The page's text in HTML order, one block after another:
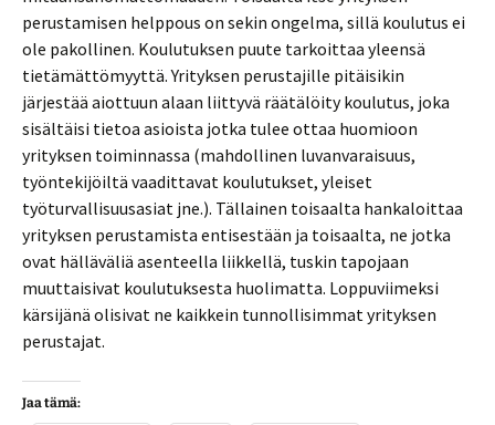
perustamisen helppous on sekin ongelma, sillä koulutus ei
ole pakollinen. Koulutuksen puute tarkoittaa yleensä
tietämättömyyttä. Yrityksen perustajille pitäisikin
järjestää aiottuun alaan liittyvä räätälöity koulutus, joka
sisältäisi tietoa asioista jotka tulee ottaa huomioon
yrityksen toiminnassa (mahdollinen luvanvaraisuus,
työntekijöiltä vaadittavat koulutukset, yleiset
työturvallisuusasiat jne.). Tällainen toisaalta hankaloittaa
yrityksen perustamista entisestään ja toisaalta, ne jotka
ovat hälläväliä asenteella liikkellä, tuskin tapojaan
muuttaisivat koulutuksesta huolimatta. Loppuviimeksi
kärsijänä olisivat ne kaikkein tunnollisimmat yrityksen
perustajat.
Jaa tämä: